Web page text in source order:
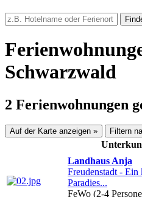
Schwarzwald
2 Ferienwohnungen
Auf der Karte anzeigen » Filtern
Landhaus Anja
Freudenstadt - Ein
Paradies...
FeWo (2-4